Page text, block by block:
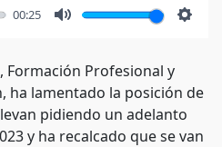
00:25
Formación Profesional y
ha lamentado la posición de
pidiendo un adelanto
y ha recalcado que se van